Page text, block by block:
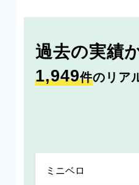
過去の実績
1,949件のリア